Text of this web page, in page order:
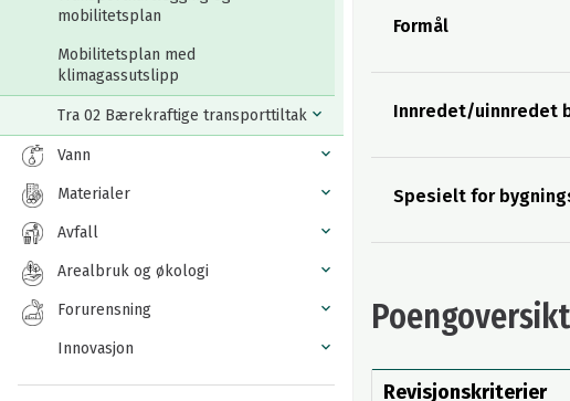
mobilitetsplan
Mobilitetsplan med
klimagassutslipp
Tra 02 Bærekraftige transporttiltak
Vann
Materialer
Avfall
Arealbruk og økologi
Forurensning
Innovasjon
Formål
Innredet/uinnredet
Spesielt for
Poengoversikt
Revisjonskriterier